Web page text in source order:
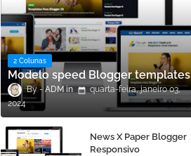
2 Colunas
Modelo speed Blogger templates
ADM
quarta-feira, janeiro 03,
2024
News X Paper Blogger
Responsivo